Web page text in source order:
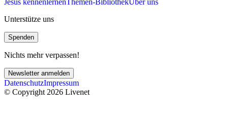
Jesus kennenlernenThemen-BibliothekÜber uns
Unterstütze uns
Spenden
Nichts mehr verpassen!
Newsletter anmelden
DatenschutzImpressum
© Copyright 2026 Livenet